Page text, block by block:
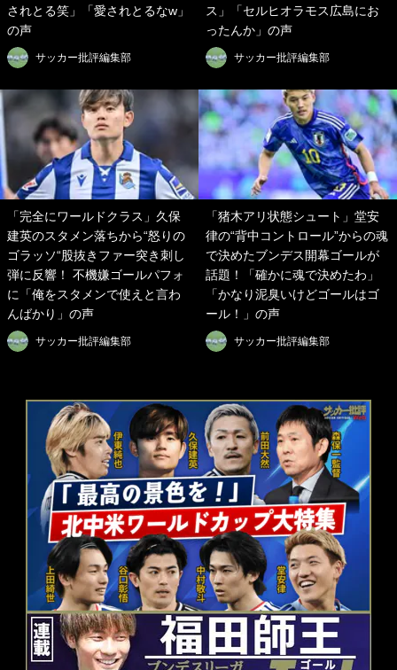
されとる笑」「愛されとるなw」
の声
サッカー批評編集部
ス」「セルヒオラモス広島にお
ったんか」の声
サッカー批評編集部
「完全にワールドクラス」久保
建英のスタメン落ちから“怒りの
ゴラッソ“股抜きファー突き刺し
弾に反響！ 不機嫌ゴールパフォ
に「俺をスタメンで使えと言わ
んばかり」の声
サッカー批評編集部
「猪木アリ状態シュート」堂安
律の“背中コントロール”からの魂
で決めたブンデス開幕ゴールが
話題！「確かに魂で決めたわ」
「かなり泥臭いけどゴールはゴ
ール！」の声
サッカー批評編集部